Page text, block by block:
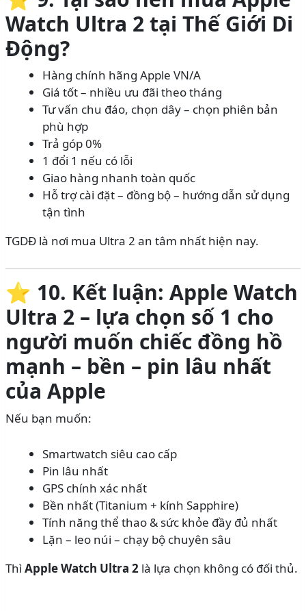
Watch Ultra 2 tại Thế Giới Di
Động?
Hàng chính hãng Apple VN/A
Giá tốt – nhiều ưu đãi theo tháng
Tư vấn chu đáo, chọn dây – chọn phiên bản
phù hợp
Trả góp 0%
1 đổi 1 nếu có lỗi
Giao hàng nhanh toàn quốc
Hỗ trợ cài đặt – đồng bộ – hướng dẫn sử dụng
tận tình
TGDĐ là nơi mua Ultra 2 an tâm nhất hiện nay.
⭐ 10. Kết luận: Apple Watch
Ultra 2 – lựa chọn số 1 cho
người muốn chiếc đồng hồ
mạnh – bền – pin lâu nhất
của Apple
Nếu bạn muốn:
Smartwatch siêu cao cấp
Pin lâu nhất
GPS chính xác nhất
Bền nhất (Titanium + kính Sapphire)
Tính năng thể thao & sức khỏe đầy đủ nhất
Lặn – leo núi – chạy bộ chuyên sâu
ThìApple Watch Ultra 2 là lựa chọn không có đối thủ.